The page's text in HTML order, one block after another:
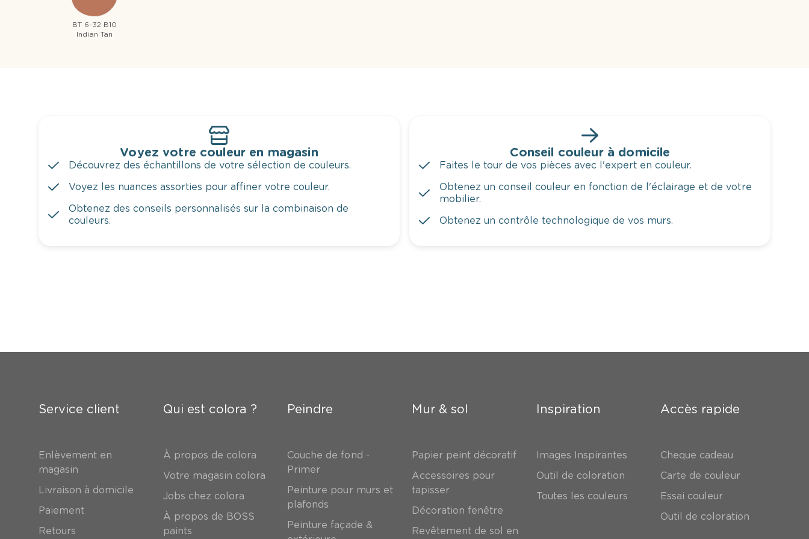
BT 6-32 B10
Indian Tan
Voyez votre couleur en magasin
Découvrez des échantillons de votre sélection de couleurs.
Voyez les nuances assorties pour affiner votre couleur.
Obtenez des conseils personnalisés sur la combinaison de
couleurs.
Conseil couleur à domicile
Faites le tour de vos pièces avec l'expert en couleur.
Obtenez un conseil couleur en fonction de l'éclairage et de votre
mobilier.
Obtenez un contrôle technologique de vos murs.
Service client
Enlèvement en
magasin
Livraison à domicile
Paiement
Retours
Qui est colora ?
À propos de colora
Votre magasin colora
Jobs chez colora
À propos de BOSS
paints
Peindre
Couche de fond -
Primer
Peinture pour murs et
plafonds
Peinture façade &
Mur & sol
Papier peint décoratif
Accessoires pour
tapisser
Décoration fenêtre
Revêtement de sol en
Inspiration
Images Inspirantes
Outil de coloration
Toutes les couleurs
Accès rapide
Cheque cadeau
Carte de couleur
Essai couleur
Outil de coloration